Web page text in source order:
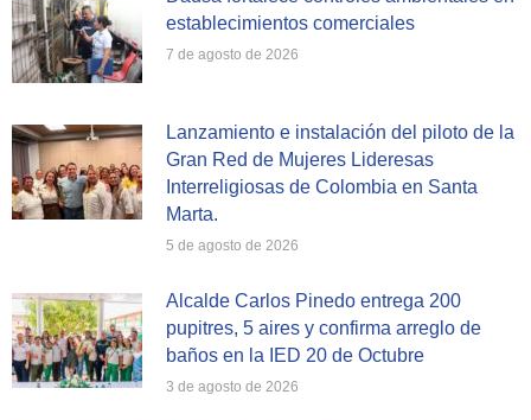
establecimientos comerciales
7 de agosto de 2026
Lanzamiento e instalación del piloto de la
Gran Red de Mujeres Lideresas
Interreligiosas de Colombia en Santa
Marta.
5 de agosto de 2026
Alcalde Carlos Pinedo entrega 200
pupitres, 5 aires y confirma arreglo de
baños en la IED 20 de Octubre
3 de agosto de 2026